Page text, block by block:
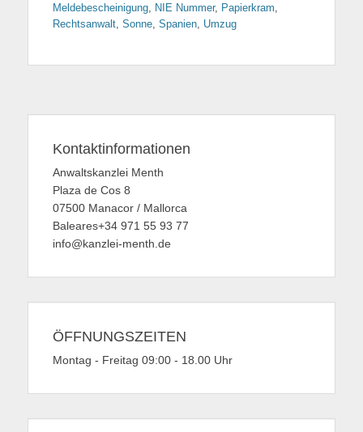
Meldebescheinigung
NIE Nummer, Papierkram
Rechtsanwalt Sonne Spanien Umzug
Kontaktinformationen
Anwaltskanzlei Menth
Plaza de Cos 8
07500 Manacor / Mallorca
Baleares+34 971 55 93 77
info@kanzlei-menth.de
ÖFFNUNGSZEITEN
Montag - Freitag 09:00 - 18.00 Uhr